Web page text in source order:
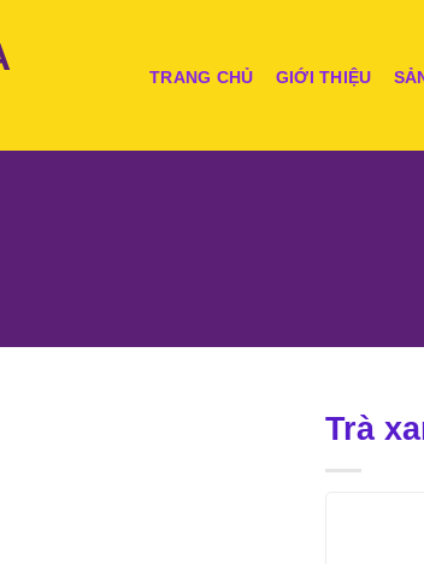
TRANG CHỦ GIỚI THIỆU
Trà